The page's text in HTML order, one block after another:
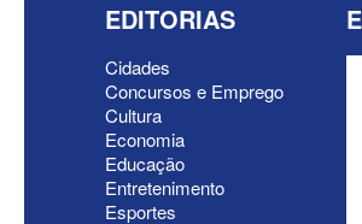
EDITORIAS
Cidades
Concursos e Emprego
Cultura
Economia
Educação
Entretenimento
Esportes